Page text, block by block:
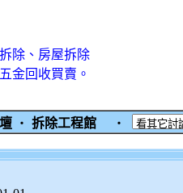
除、房屋拆除
金回收買賣。
‧ 拆除工程館 ‧